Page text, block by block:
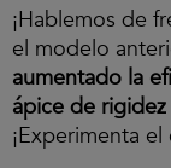
¡Hablemos de
el modelo
aumentado la
ápice de
¡Experimenta